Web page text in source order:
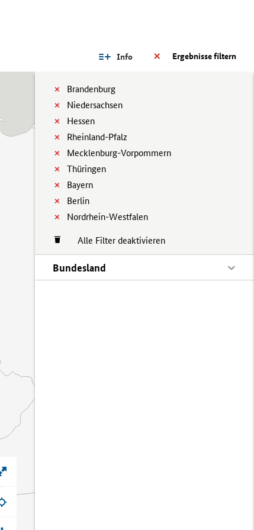
Ergebnisse filtern
Info
Brandenburg
Niedersachsen
Hessen
Rheinland-Pfalz
Mecklenburg-Vorpommern
Thüringen
Bayern
Berlin
Nordrhein-Westfalen
Alle Filter deaktivieren
Bundesland